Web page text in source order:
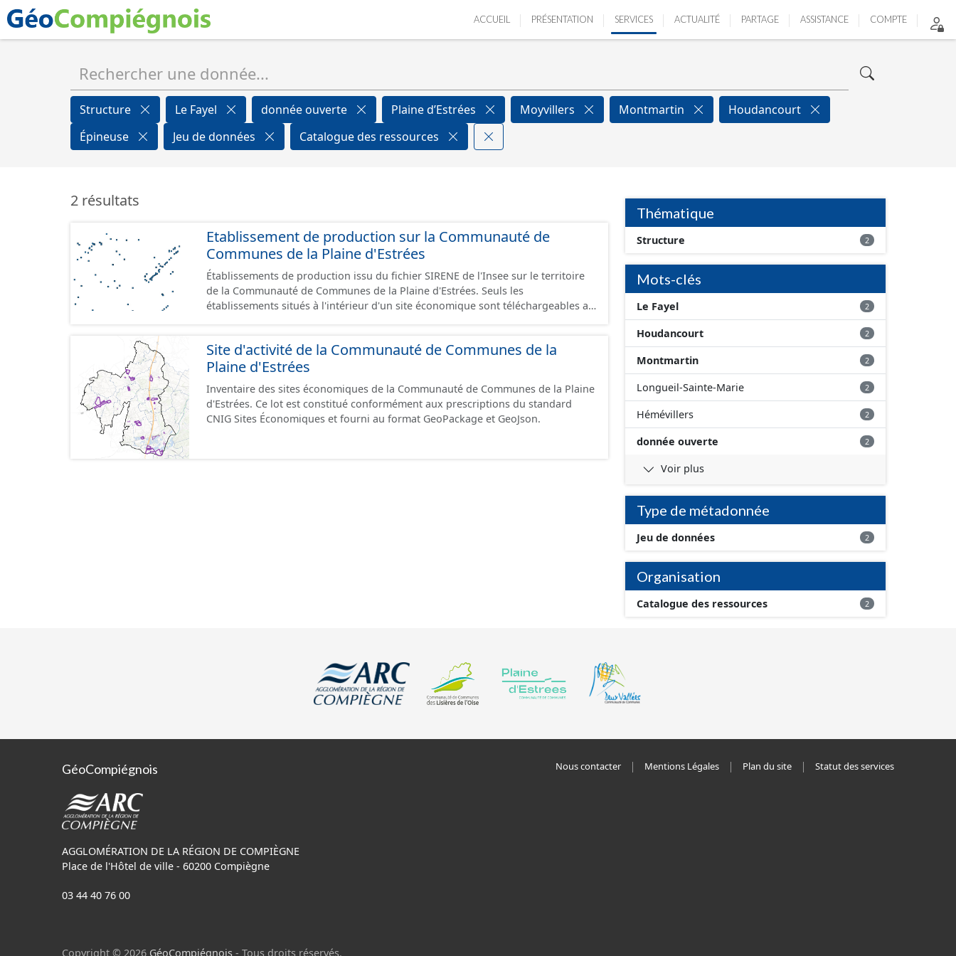
ACCUEIL PRÉSENTATION SERVICES ACTUALITÉ PARTAGE ASSISTANCE COMPTE
Structure Le Fayel donnée ouverte Plaine d’Estrées Moyvillers Montmartin
Houdancourt
Épineuse
Jeu de données Catalogue des ressources
2 résultats
Etablissement de production sur la Communauté de
Communes de la Plaine d'Estrées
Établissements de production issu du fichier SIRENE de l'Insee sur le territoire
de la Communauté de Communes de la Plaine d'Estrées. Seuls les
établissements situés à l'intérieur d'un site économique sont téléchargeables au
terrains à vocation économique à ce jour. Il est filtré au-delà des prescriptions
du CNIG se limitant aux SCI.
Site d'activité de la Communauté de Communes de la
Plaine d'Estrées
Inventaire des sites économiques de la Communauté de Communes de la Plaine
d'Estrées. Ce lot est constitué conformément aux prescriptions du standard
CNIG Sites Économiques et fourni au format GeoPackage et GeoJson.
Thématique
Structure 2
Mots-clés
Le Fayel 2
Houdancourt 2
Montmartin 2
Longueil-Sainte-Marie 2
Hémévillers 2
donnée ouverte 2
Voir plus
Type de métadonnée
Jeu de données 2
Organisation
Catalogue des ressources 2
GéoCompiégnois
AGGLOMÉRATION DE LA RÉGION DE COMPIÈGNE
Place de l'Hôtel de ville - 60200 Compiègne
03 44 40 76 00
Nous contacter Mentions Légales Plan du site Statut des services
Copyright © 2026 GéoCompiégnois - Tous droits réservés.